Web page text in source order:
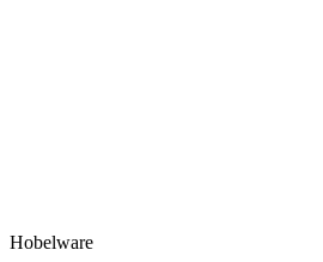
Hobelware